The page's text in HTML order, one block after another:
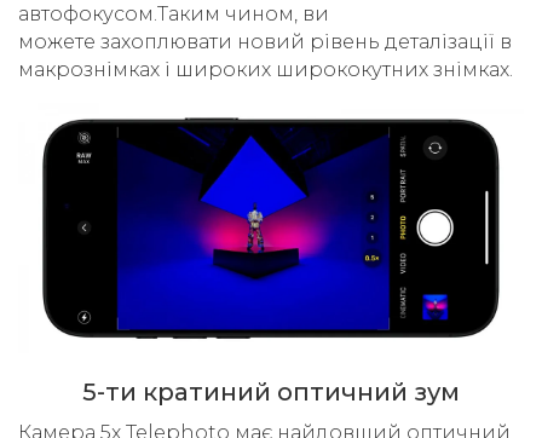
автофокусом.Таким чином, ви
можете захоплювати новий рівень деталізації в
макрознімках і широких ширококутних знімках.
5-ти кратиний оптичний зум
Камера 5x Telephoto має найдовший оптичний